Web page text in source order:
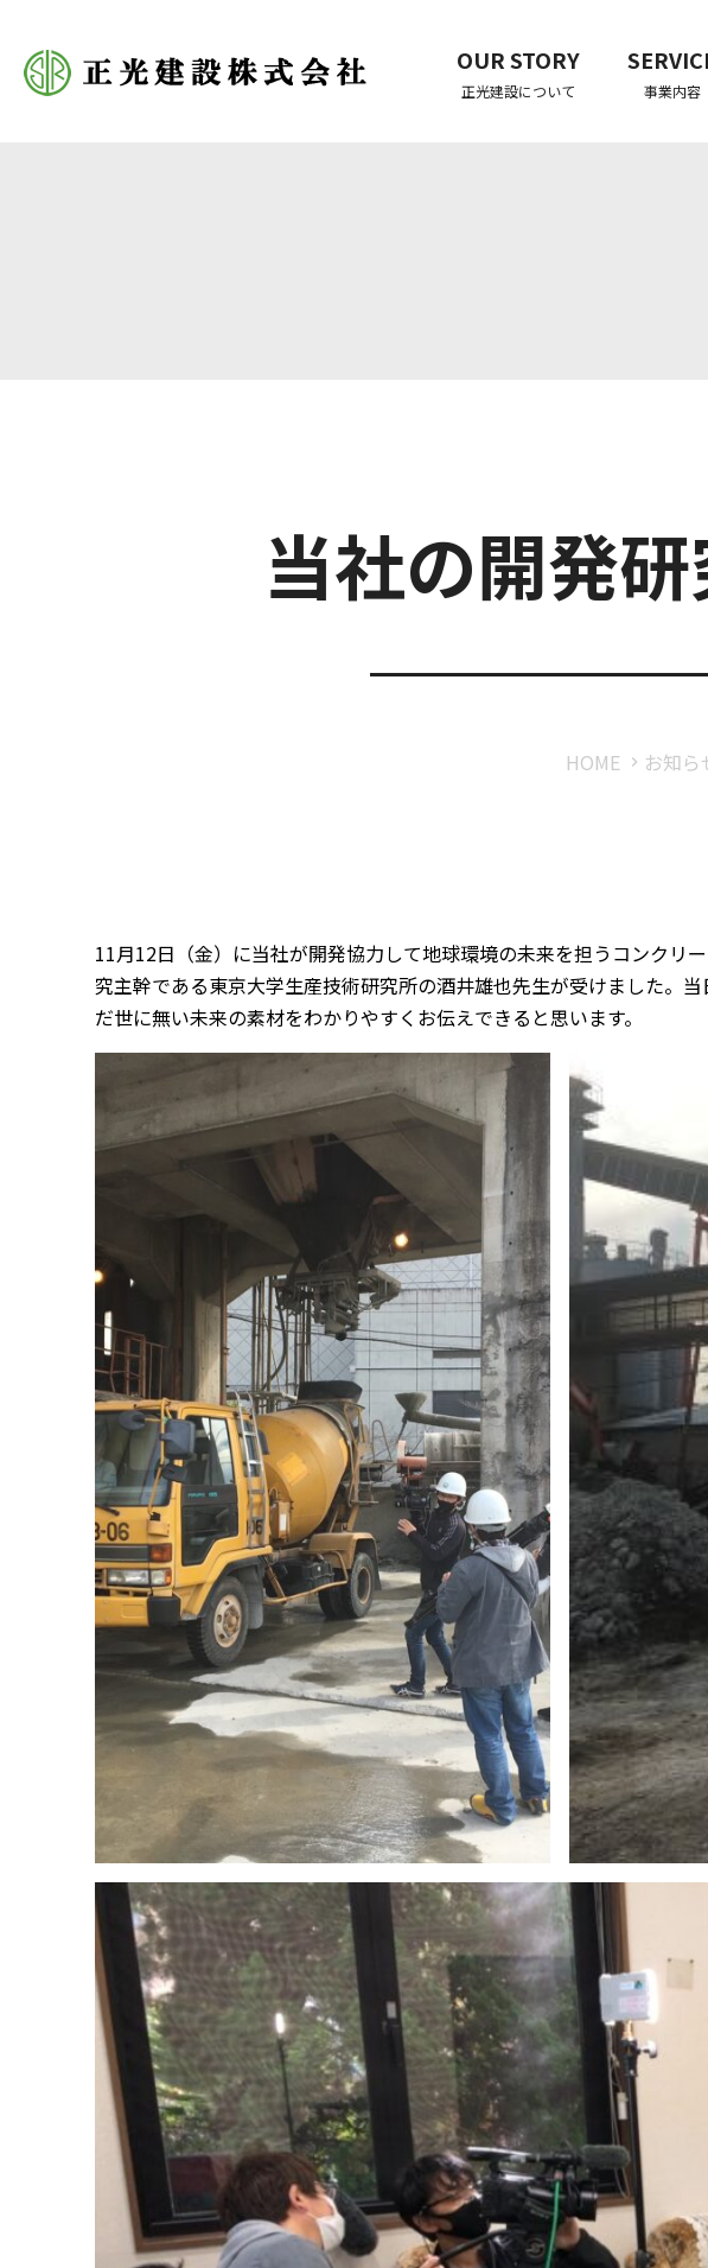
OUR STORY
正光建設について 事業内容
当社の開発
HOME お知ら
11月12日（金）に当社が開発協力して地球環境の未来を担うコンクリ
究主幹である東京大学生産技術研究所の酒井雄也先生が受けました。
だ世に無い未来の素材をわかりやすくお伝えできると思います。